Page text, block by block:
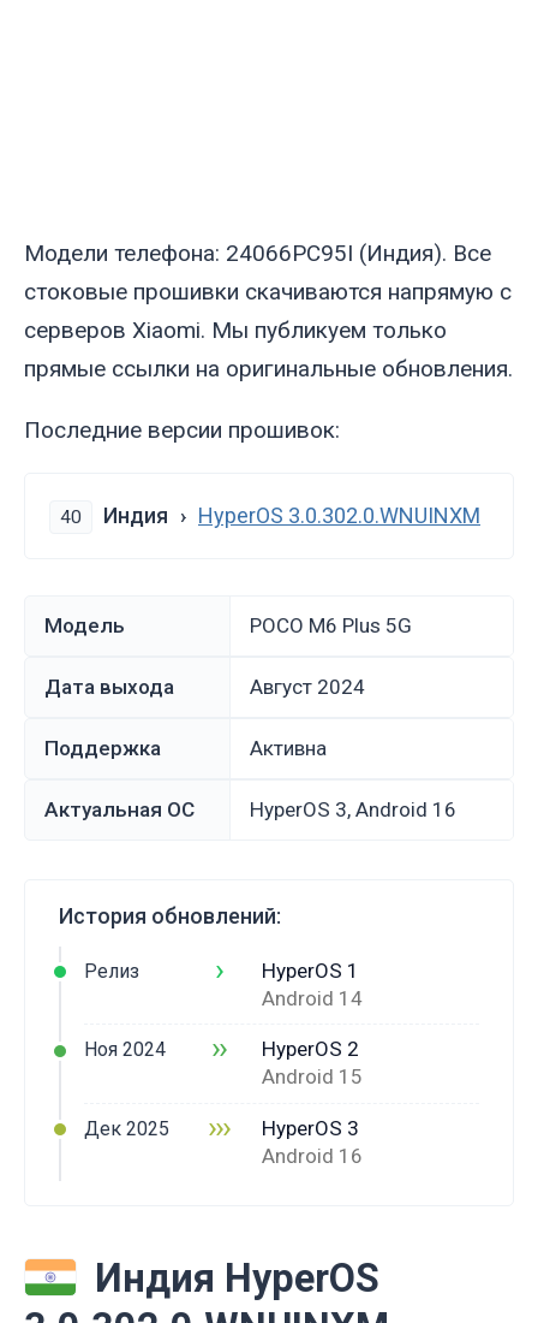
Модели телефона: 24066PC95I (Индия). Все
стоковые прошивки скачиваются напрямую с
серверов Xiaomi. Мы публикуем только
прямые ссылки на оригинальные обновления.
Последние версии прошивок:
40 Индия HyperOS 3.0.302.0.WNUINXM
Модель POCO M6 Plus 5G
Дата выхода август 2024
Поддержка Активна
Актуальная ОС HyperOS 3, Android 16
История обновлений:
Релиз ›
HyperOS 1
Android 14
Ноя 2024 ››
HyperOS 2
Android 15
Дек 2025 ›››
HyperOS 3
Android 16
Индия HyperOS